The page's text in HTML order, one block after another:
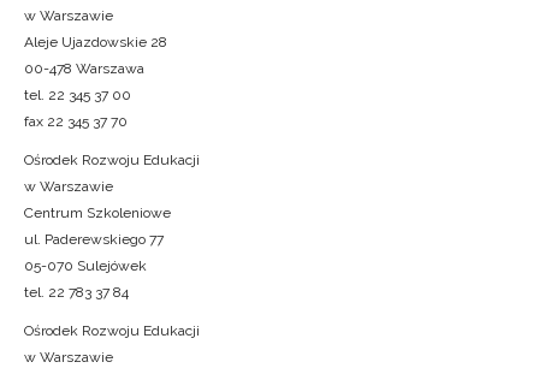
w Warszawie
Aleje Ujazdowskie 28
00-478 Warszawa
tel. 22 345 37 00
fax 22 345 37 70
Ośrodek Rozwoju Edukacji
w Warszawie
Centrum Szkoleniowe
ul. Paderewskiego 77
05-070 Sulejówek
tel. 22 783 37 84
Ośrodek Rozwoju Edukacji
w Warszawie